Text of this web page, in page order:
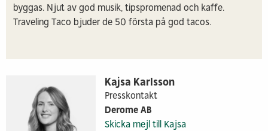
byggas. Njut av god musik, tipspromenad och kaffe.
Traveling Taco bjuder de 50 första på god tacos.
Kajsa Karlsson
Presskontakt
Derome AB
Skicka mejl till Kajsa